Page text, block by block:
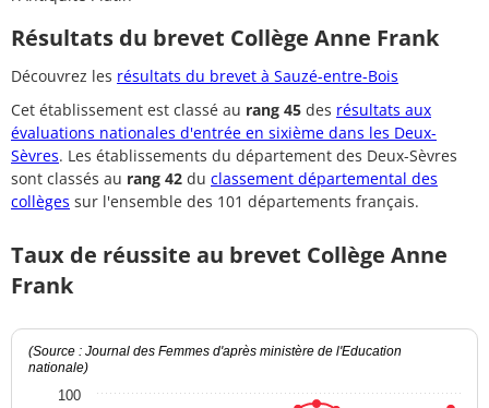
Résultats du brevet Collège Anne Frank
Découvrez les résultats du brevet à Sauzé-entre-Bois
Cet établissement est classé au rang 45 des résultats aux
évaluations nationales d'entrée en sixième dans les Deux-
Sèvres. Les établissements du département des Deux-Sèvres
sont classés au rang 42 du classement départemental des
collèges sur l'ensemble des 101 départements français.
Taux de réussite au brevet Collège Anne
Frank
(Source : Journal des Femmes d'après ministère de l'Education
nationale)
100